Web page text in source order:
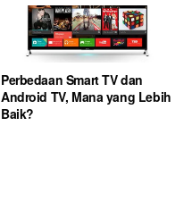
Perbedaan Smart TV dan
Android TV, Mana yang Lebih
Baik?